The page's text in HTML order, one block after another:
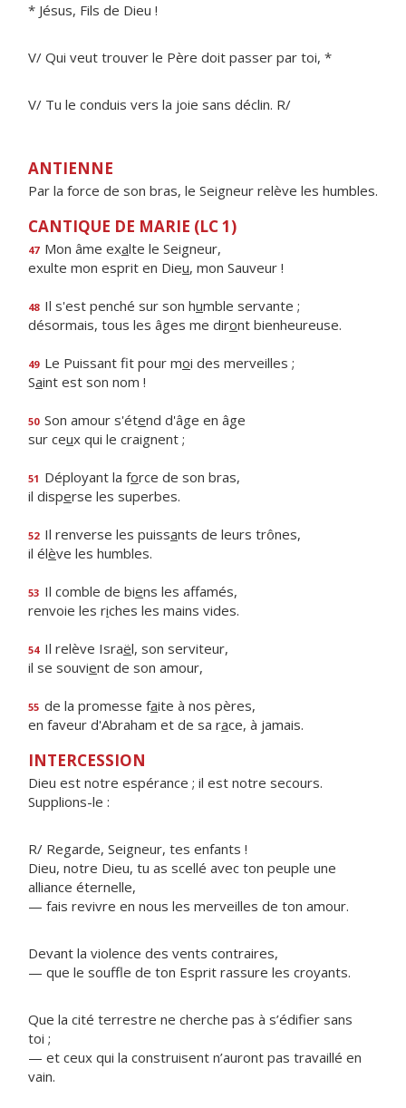
* Jésus, Fils de Dieu !
V/ Qui veut trouver le Père doit passer par toi, *
V/ Tu le conduis vers la joie sans déclin. R/
ANTIENNE
Par la force de son bras, le Seigneur relève les humbles.
CANTIQUE DE MARIE (LC 1)
47 Mon âme exalte le Seigneur,
exulte mon esprit en Dieu, mon Sauveur !
48 Il s'est penché sur son humble servante ;
désormais, tous les âges me diront bienheureuse.
49 Le Puissant fit pour moi des merveilles ;
Saint est son nom !
50 Son amour s'étend d'âge en âge
sur ceux qui le craignent ;
51 Déployant la force de son bras,
il disperse les superbes.
52 Il renverse les puissants de leurs trônes,
il élève les humbles.
53 Il comble de biens les affamés,
renvoie les riches les mains vides.
54 Il relève Israël, son serviteur,
il se souvient de son amour,
55 de la promesse faite à nos pères,
en faveur d'Abraham et de sa race, à jamais.
INTERCESSION
Dieu est notre espérance ; il est notre secours.
Supplions-le :
R/ Regarde, Seigneur, tes enfants !
Dieu, notre Dieu, tu as scellé avec ton peuple une
alliance éternelle,
— fais revivre en nous les merveilles de ton amour.
Devant la violence des vents contraires,
— que le souffle de ton Esprit rassure les croyants.
Que la cité terrestre ne cherche pas à s’édifier sans
toi ;
— et ceux qui la construisent n’auront pas travaillé en
vain.